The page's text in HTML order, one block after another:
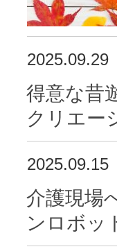
2025.09.29
得意な昔
クリエー
2025.09.15
介護現場
ンロボッ